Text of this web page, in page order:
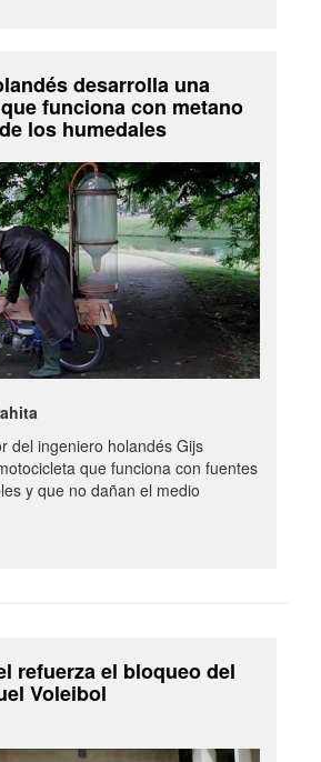
desarrolla una
funciona con metano
los humedales
ingeniero holandés Gijs
que funciona con fuentes
y que no dañan el medio
refuerza el bloqueo del
Voleibol